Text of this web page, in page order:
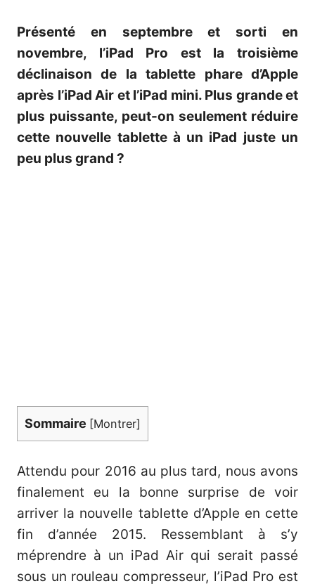
Présenté en septembre et sorti en
novembre, l’iPad Pro est la troisième
déclinaison de la tablette phare d’Apple
après l’iPad Air et l’iPad mini. Plus grande et
plus puissante, peut-on seulement réduire
cette nouvelle tablette à un iPad juste un
peu plus grand ?
Sommaire [Montrer]
Attendu pour 2016 au plus tard, nous avons
finalement eu la bonne surprise de voir
arriver la nouvelle tablette d’Apple en cette
fin d’année 2015. Ressemblant à s’y
méprendre à un iPad Air qui serait passé
sous un rouleau compresseur, l’iPad Pro est